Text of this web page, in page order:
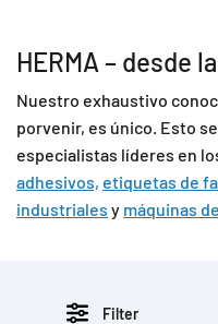
HERMA – desde
Nuestro exhaustivo
porvenir, es único. Esto
especialistas líderes en
adhesivos, etiquetas de
industriales y máquinas
Filter